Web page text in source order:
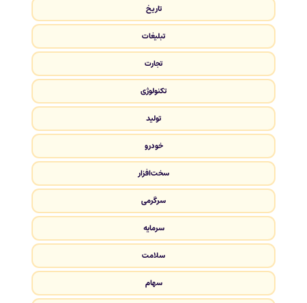
تاریخ
تبلیغات
تجارت
تکنولوژی
تولید
خودرو
سخت‌افزار
سرگرمی
سرمایه
سلامت
سهام